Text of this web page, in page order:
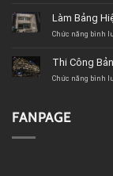
Làm Bảng
Chức năng bình
Thi Công
Chức năng bình
FANPAGE